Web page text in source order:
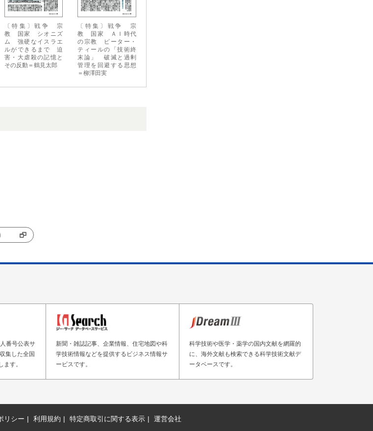
〔特集〕戦争 宗
教 国家 シオニズ
ム 強硬なイスラエ
ルができるまで 迫
害・大虐殺の記憶と
その反動＝鶴見太郎
〔特集〕戦争 宗
教 国家 ＡＩ時代
の宗教 ピーター・
ティールの「技術終
末論」 破滅と過剰
管理を回避する思想
＝柳澤田実
番号公表サ
集した全国
す。
新聞・雑誌記事、企業情報、住宅地図や科
学技術情報などを提供するビジネス情報サ
ービスです。
科学技術や医学・薬学の国内文献を網羅的
に、海外文献も検索できる科学技術文献デ
ータベースです。
リシー 利用規約 特定商取引に関する表示 運営会社